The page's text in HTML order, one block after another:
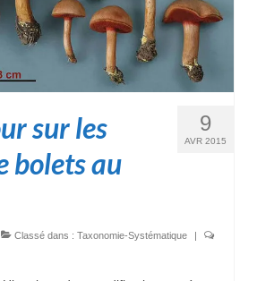
9
AVR 2015
sur les
bolets au
Classé dans : Taxonomie-Systématique
|